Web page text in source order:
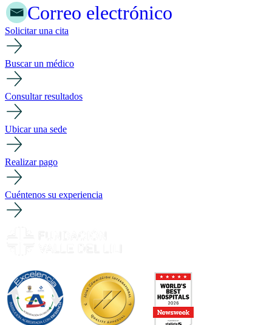
Correo electrónico
Solicitar una cita
Buscar un médico
Consultar resultados
Ubicar una sede
Realizar pago
Cuéntenos su experiencia